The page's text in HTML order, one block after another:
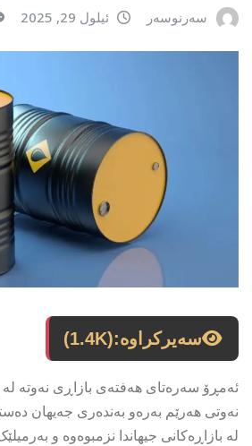
سەرنوسەر ئیلول 29, 2025
سەیرکراوە:(1.4K)
ئەمڕۆ سەرەتاى هەفتەى بازاڕى نەوتە لە
نەوتى هەرێم بەرەو بەندەرى جەیهان
لە بازاڕەکانى جیهاندا نزمبوەوە و